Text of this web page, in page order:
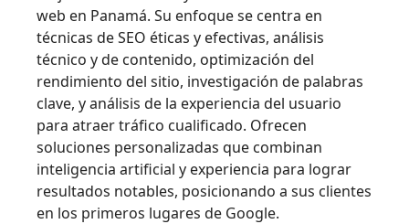
web en Panamá. Su enfoque se centra en
técnicas de SEO éticas y efectivas, análisis
técnico y de contenido, optimización del
rendimiento del sitio, investigación de palabras
clave, y análisis de la experiencia del usuario
para atraer tráfico cualificado. Ofrecen
soluciones personalizadas que combinan
inteligencia artificial y experiencia para lograr
resultados notables, posicionando a sus clientes
en los primeros lugares de Google.